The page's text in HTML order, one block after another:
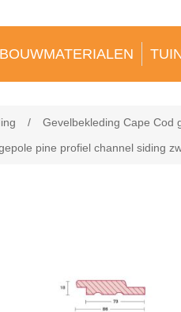
BOUWMATERIALEN
/ Gevelbekleding Cape Cod
pine profiel channel siding